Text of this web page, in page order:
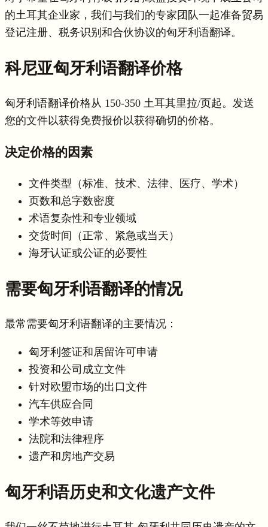
的土耳其企业家，我们与我们的专家团队一起准备贸易
登记注册、税务识别和合伙协议的匈牙利语翻译。
科尼亚匈牙利语翻译价格
匈牙利语翻译价格从 150-350 土耳其里拉/页起。发送
您的文件以获得免费报价以获得确切的价格。
决定价格的因素
文件类型（标准、技术、法律、医疗、学术）
页数和总字数密度
术语复杂性和专业领域
交货时间（正常、紧急或当天）
海牙认证或公证的必要性
需要匈牙利语翻译的情况
最常需要匈牙利语翻译的主要情况：
匈牙利签证和居留许可申请
投资和公司成立文件
针对欧盟市场的出口文件
汽车供应合同
学术等效申请
法院和法律程序
遗产和房地产交易
匈牙利语历史和文化遗产文件